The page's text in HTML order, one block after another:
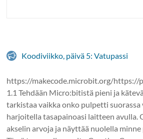
Koodiviikko, päivä 5: Vatupassi
https://makecode.microbit.org/https://
1.1 Tehdään Micro:bitistä pieni ja
tarkistaa vaikka onko pulpetti suorassa
harjoitella tasapainoasi laitteen avulla.
akselin arvoja ja näyttää nuolella